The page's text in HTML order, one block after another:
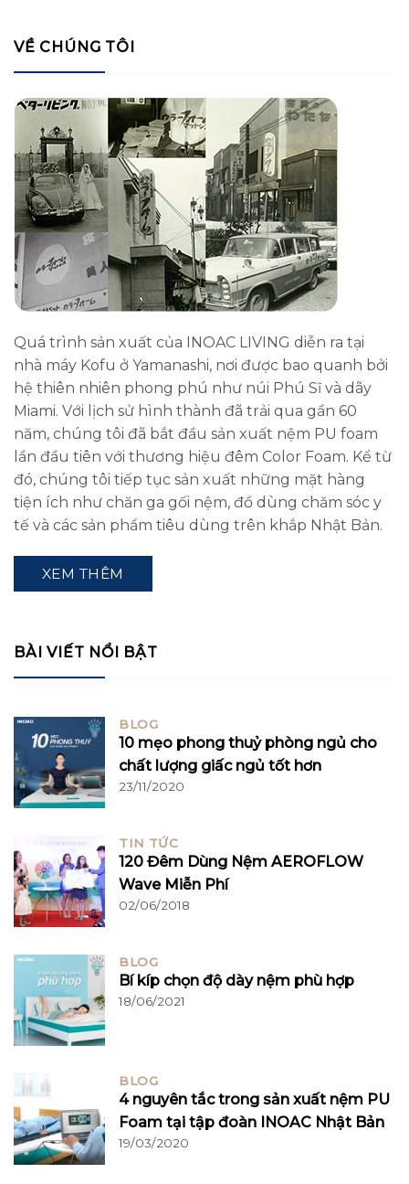
VỀ CHÚNG TÔI
Quá trình sản xuất của INOAC LIVING diễn ra tại
nhà máy Kofu ở Yamanashi, nơi được bao quanh bởi
hệ thiên nhiên phong phú như núi Phú Sĩ và dãy
Miami. Với lịch sử hình thành đã trải qua gần 60
năm, chúng tôi đã bắt đầu sản xuất nệm PU foam
lần đầu tiên với thương hiệu đêm Color Foam. Kể từ
đó, chúng tôi tiếp tục sản xuất những mặt hàng
tiện ích như chăn ga gối nệm, đồ dùng chăm sóc y
tế và các sản phẩm tiêu dùng trên khắp Nhật Bản.
XEM THÊM
BÀI VIẾT NỔI BẬT
BLOG
10 mẹo phong thuỷ phòng ngủ cho
chất lượng giấc ngủ tốt hơn
23/11/2020
TIN TỨC
120 Đêm Dùng Nệm AEROFLOW
Wave Miễn Phí
02/06/2018
BLOG
Bí kíp chọn độ dày nệm phù hợp
18/06/2021
BLOG
4 nguyên tắc trong sản xuất nệm PU
Foam tại tập đoàn INOAC Nhật Bản
19/03/2020